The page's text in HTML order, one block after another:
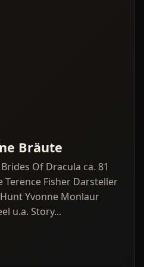
Bräute
Of Dracula ca. 81
Terence Fisher Darsteller
Yvonne Monlaur
u.a. Story...